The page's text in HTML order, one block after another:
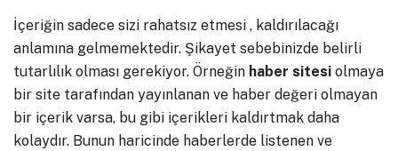
İçeriğin sadece sizi rahatsız etmesi , kaldırılacağı
anlamına gelmemektedir. Şikayet sebebinizde belirli
tutarlılık olması gerekiyor. Örneğin haber sitesi olmaya
bir site tarafından yayınlanan ve haber değeri olmayan
bir içerik varsa, bu gibi içerikleri kaldırtmak daha
kolaydır. Bunun haricinde haberlerde listenen ve